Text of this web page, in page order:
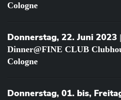
Cologne
Donnerstag, 22. Juni 2023
Dinner@FINE CLUB
Cologne
Donnerstag, 01. bis,